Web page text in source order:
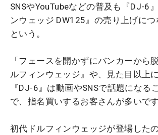
SNSやYouTubeなどの普及も『DJ-6
ンウェッジ DW125』の売り上げに
という。
「フェースを開かずにバンカーから
ルフィンウェッジ』や、見た目以上
『DJ-6』は動画やSNSで話題になる
で、指名買いするお客さんが多いです
初代ドルフィンウェッジが登場した